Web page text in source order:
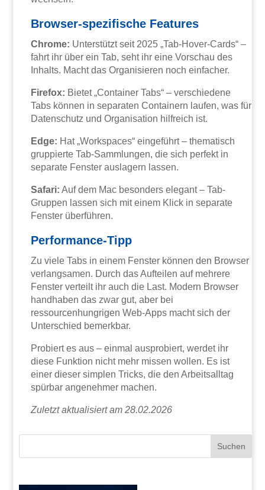
Browser-spezifische Features
Chrome: Unterstützt seit 2025 „Tab-Hover-Cards“ –
fahrt ihr über ein Tab, seht ihr eine Vorschau des
Inhalts. Macht das Organisieren noch einfacher.
Firefox: Bietet „Container Tabs“ – verschiedene
Tabs können in separaten Containern laufen, was für
Datenschutz und Organisation hilfreich ist.
Edge: Hat „Workspaces“ eingeführt – thematisch
gruppierte Tab-Sammlungen, die sich perfekt in
separate Fenster auslagern lassen.
Safari: Auf dem Mac besonders elegant – Tab-
Gruppen lassen sich mit einem Klick in separate
Fenster überführen.
Performance-Tipp
Zu viele Tabs in einem Fenster können den Browser
verlangsamen. Durch das Aufteilen auf mehrere
Fenster verteilt ihr auch die Last. Modern Browser
handhaben das zwar gut, aber bei
ressourcenhungrigen Web-Apps macht sich der
Unterschied bemerkbar.
Probiert es aus – einmal ausprobiert, werdet ihr
diese Funktion nicht mehr missen wollen. Es ist
einer dieser simplen Tricks, die den Arbeitsalltag
spürbar angenehmer machen.
Zuletzt aktualisiert am 28.02.2026